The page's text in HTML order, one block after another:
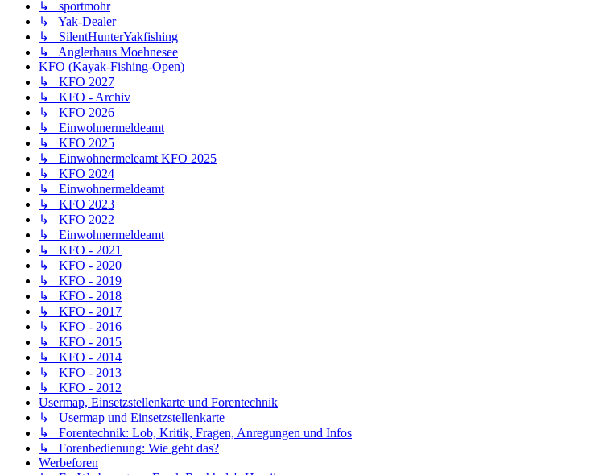
↳ sportmohr
↳ Yak-Dealer
↳ SilentHunterYakfishing
↳ Anglerhaus Moehnesee
KFO (Kayak-Fishing-Open)
↳ KFO 2027
↳ KFO - Archiv
↳ KFO 2026
↳ Einwohnermeldeamt
↳ KFO 2025
↳ Einwohnermeleamt KFO 2025
↳ KFO 2024
↳ Einwohnermeldeamt
↳ KFO 2023
↳ KFO 2022
↳ Einwohnermeldeamt
↳ KFO - 2021
↳ KFO - 2020
↳ KFO - 2019
↳ KFO - 2018
↳ KFO - 2017
↳ KFO - 2016
↳ KFO - 2015
↳ KFO - 2014
↳ KFO - 2013
↳ KFO - 2012
Usermap, Einsetzstellenkarte und Forentechnik
↳ Usermap und Einsetzstellenkarte
↳ Forentechnik: Lob, Kritik, Fragen, Anregungen und Infos
↳ Forenbedienung: Wie geht das?
Werbeforen